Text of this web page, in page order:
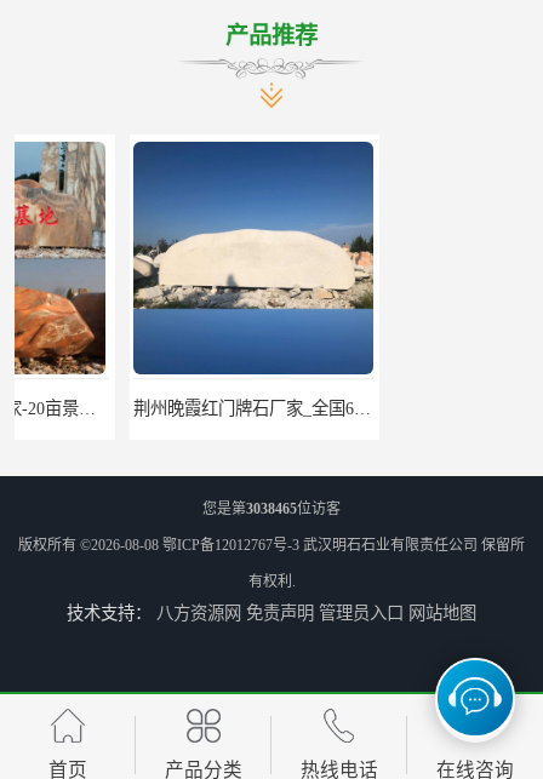
产品推荐
荆州晚霞红门牌石厂家_全国6大景观石矿山
信阳三峡石门牌石公司_全国6大景观石矿山
您是第3038465位访客
版权所有 ©2026-08-08 鄂ICP备12012767号-3 武汉明石石业有限责任公司 保留所
有权利.
技术支持： 八方资源网 免责声明 管理员入口 网站地图
首页 产品分类 热线电话 在线咨询